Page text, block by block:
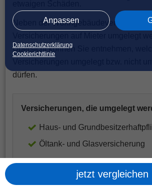
Anpassen
Datenschutzerklärung
Cookierichtlinie
Neben der Wohngebäudeversicherung
Übersicht können Sie entnehmen,
dürfen.
Versicherungen, die umgelegt
Haus- und
Öltank- und Glasversicherung
jetzt vergleichen